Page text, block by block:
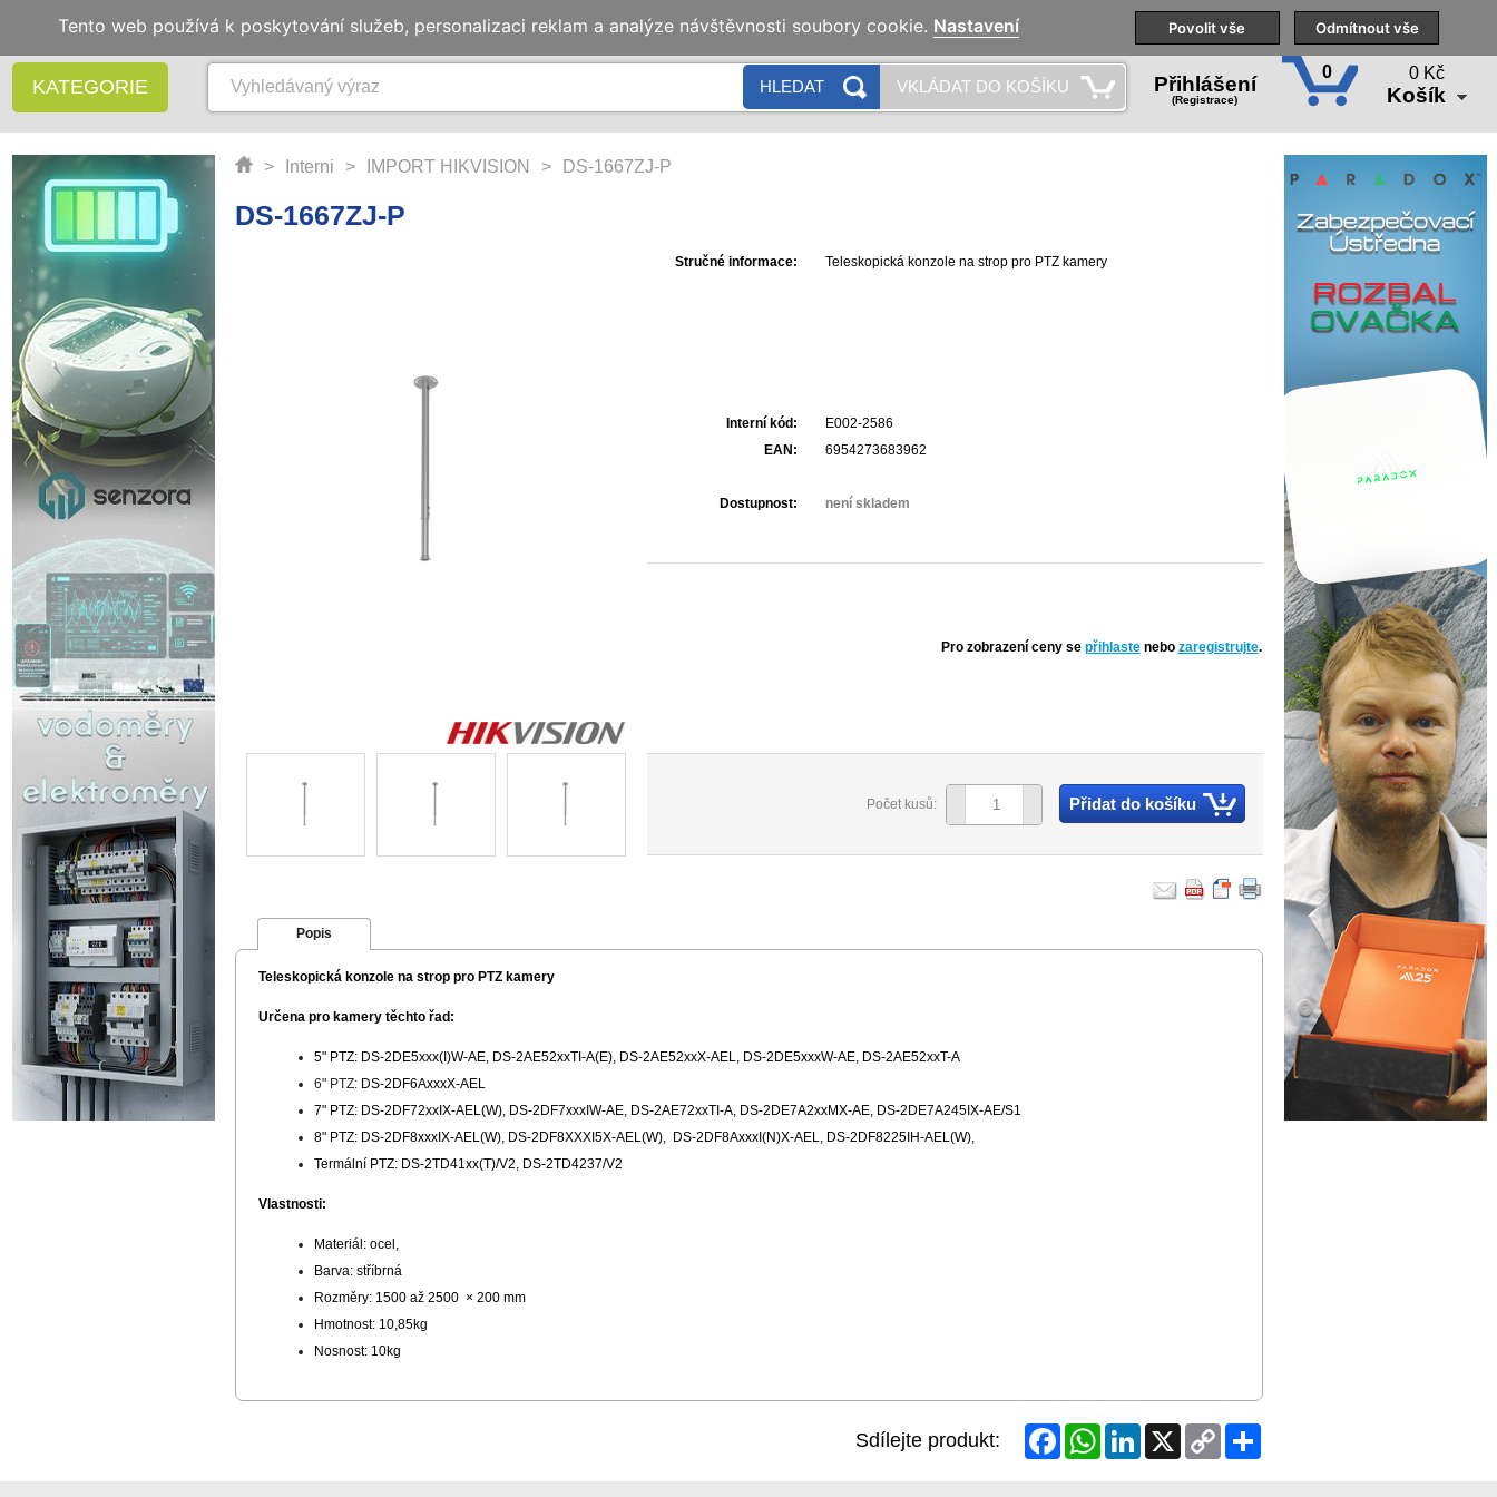
Naše pobočky Technická podpora Školení
KATEGORIE HLEDAT VKLÁDAT DO KOŠÍKU Přihlášení
(Registrace)
0 0 Kč
Košík
> Interni > IMPORT HIKVISION > DS-1667ZJ-P
DS-1667ZJ-P
Stručné informace: Teleskopická konzole na strop pro PTZ kamery
Interní kód:
E002-2586
EAN:
6954273683962
Dostupnost: není skladem
Pro zobrazení ceny se přihlaste nebo zaregistrujte.
Počet kusů: Přidat do košíku
Popis
Teleskopická konzole na strop pro PTZ kamery
Určena pro kamery těchto řad:
5" PTZ: DS-2DE5xxx(I)W-AE, DS-2AE52xxTI-A(E), DS-2AE52xxX-AEL, DS-2DE5xxxW-AE, DS-2AE52xxT-A
6" PTZ: DS-2DF6AxxxX-AEL
7" PTZ: DS-2DF72xxIX-AEL(W), DS-2DF7xxxIW-AE, DS-2AE72xxTI-A, DS-2DE7A2xxMX-AE, DS-2DE7A245IX-AE/S1
8" PTZ: DS-2DF8xxxIX-AEL(W), DS-2DF8XXXI5X-AEL(W),
DS-2DF8AxxxI(N)X-AEL, DS-2DF8225IH-AEL(W),
Termální PTZ: DS-2TD41xx(T)/V2, DS-2TD4237/V2
Vlastnosti:
Materiál: ocel,
Barva: stříbrná
Rozměry: 1500 až 2500 × 200 mm
Hmotnost: 10,85kg
Nosnost: 10kg
Sdílejte produkt: FacebookWhatsAppLinkedIn
X
Copy
Link
Share
Tento web používá k poskytování služeb, personalizaci reklam a analýze návštěvnosti soubory cookie. Nastavení Povolit vše Odmítnout vše